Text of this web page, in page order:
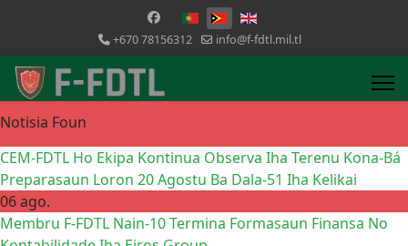
Selecione o seu idioma
+670 78156312 info@f-fdtl.mil.tl
Notisia Foun
CEM-FDTL Ho Ekipa Kontinua Observa Iha Terenu Kona-Bá
Preparasaun Loron 20 Agostu Ba Dala-51 Iha Kelikai
06 ago.
Membru F-FDTL Nain-10 Termina Formasaun Finansa No